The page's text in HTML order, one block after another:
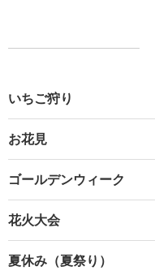
いちご狩り
お花見
ゴールデンウィーク
花火大会
夏休み（夏祭り）